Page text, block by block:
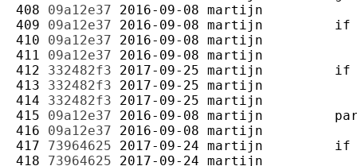
408 09a12e37 2016-09-08 martijn
409 09a12e37 2016-09-08 martijn
410 09a12e37 2016-09-08 martijn
411 09a12e37 2016-09-08 martijn
412 332482f3 2017-09-25 martijn
413 332482f3 2017-09-25 martijn
414 332482f3 2017-09-25 martijn
415 09a12e37 2016-09-08 martijn
416 09a12e37 2016-09-08 martijn
417 73964625 2017-09-24 martijn
418 73964625 2017-09-24 martijn